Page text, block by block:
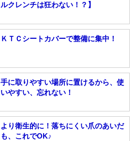
ルクレンチは狂わない！？】
ＫＴＣシートカバーで整備に集中！
手に取りやすい場所に置けるから、使
いやすい、忘れない！
より衛生的に！落ちにくい爪のあいだ
も、これでOK♪